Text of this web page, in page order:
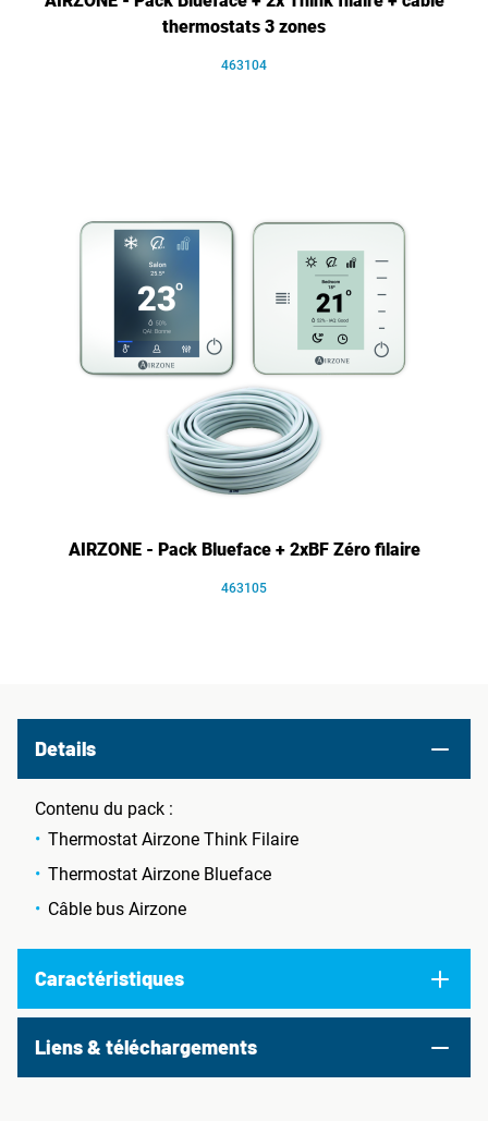
thermostats 3 zones
463104
AIRZONE - Pack Blueface + 2xBF Zéro filaire
463105
Details
Contenu du pack :
Thermostat Airzone Think Filaire
Thermostat Airzone Blueface
Câble bus Airzone
Caractéristiques
Liens & téléchargements